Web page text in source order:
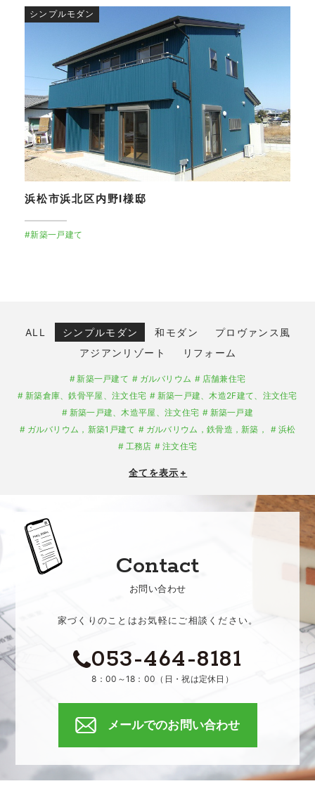
シンプルモダン
浜松市浜北区内野I様邸
#新築一戸建て
ALL シンプルモダン 和モダン
プロヴァンス風
アジアンリゾート
リフォーム
新築一戸建て ガルバリウム
店舗兼住宅
新築倉庫、鉄骨平屋、注文住宅
新築一戸建、木造2F建て、注文住宅
新築一戸建、木造平屋、注文住宅
新築一戸建
ガルバリウム，新築1戸建て
ガルバリウム，鉄骨造，新築，
浜松
工務店
注文住宅
全てを表示 +
Contact
お問い合わせ
家づくりのことはお気軽にご相談ください。
053-464-8181
8：00～18：00（日・祝は定休日）
メールでのお問い合わせ